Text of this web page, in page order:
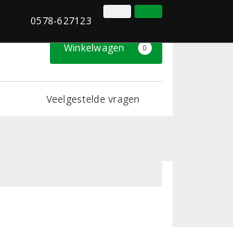
627123 Inloggen Klantenservice
Winkelwagen 0
Veelgestelde vragen
0578-627123